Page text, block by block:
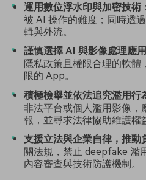
運用數位浮水印與加密技術
被 AI 操作的難度；同時透
輯與外流。
謹慎選擇 AI 與影像處理應用
隱私政策且權限合理的軟
限的 App。
積極檢舉並依法追究濫用行
非法平台或個人濫用影像，
報，並尋求法律協助維護權
支援立法與企業自律，推動
關法規，禁止 deepfake 濫
內容審查與技術防護機制。